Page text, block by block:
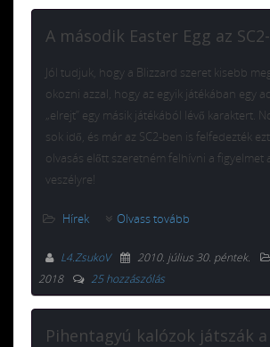
A második Easter Egg az
Jól tudjuk, hogy a Blizzard szeret kisebb
okozni azzal, hogy az egyik játékában egy
„elrejt” egy másik játékából lévő karaktert.
sok idő, és már az SC2-ben is felfedezték
olvasás előtt szeretném felhívni a figyelmet
veszélyre!
Hírek Olvass tovább
L4.ZsukoV 2010. július 30. péntek.
2018
25 hozzászólás
Pihentagyú kalózok játszák a